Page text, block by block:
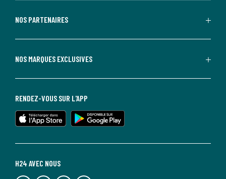
NOS PARTENAIRES
NOS MARQUES EXCLUSIVES
H24 AVEC NOUS
RENDEZ-VOUS SUR L'APP